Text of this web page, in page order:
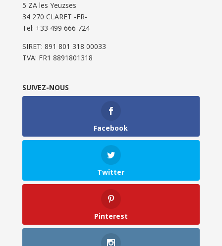
5 ZA les Yeuzses
34 270 CLARET -FR-
Tel: ‭+33 499 666 724‬
SIRET: 891 801 318 00033
TVA: FR1 8891801318
SUIVEZ-NOUS
Facebook
Twitter
Pinterest